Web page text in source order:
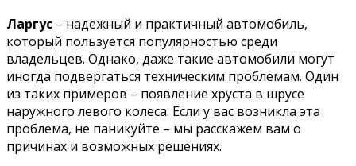
Ларгус – надежный и практичный автомобиль,
который пользуется популярностью среди
владельцев. Однако, даже такие автомобили могут
иногда подвергаться техническим проблемам. Один
из таких примеров – появление хруста в шрусе
наружного левого колеса. Если у вас возникла эта
проблема, не паникуйте – мы расскажем вам о
причинах и возможных решениях.